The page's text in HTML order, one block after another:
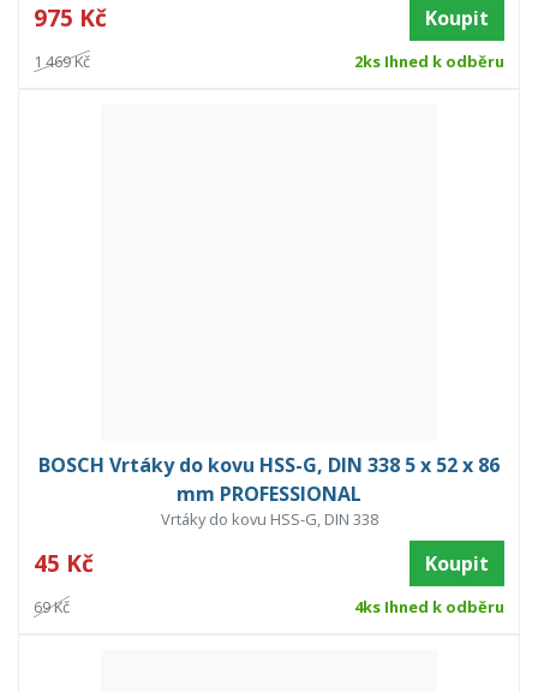
975 Kč Koupit
1 469 Kč 2ks Ihned k odběru
BOSCH Vrtáky do kovu HSS-G, DIN 338 5 x 52 x 86
mm PROFESSIONAL
Vrtáky do kovu HSS-G, DIN 338
45 Kč Koupit
69 Kč 4ks Ihned k odběru